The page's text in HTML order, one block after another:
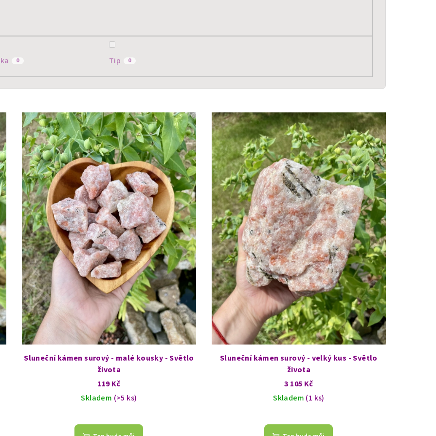
0 Tip 0
Sluneční kámen surový - malé kousky - Světlo
života
119 Kč
Skladem (>5 ks)
Sluneční kámen surový - velký kus - Světlo
života
3 105 Kč
Skladem (1 ks)